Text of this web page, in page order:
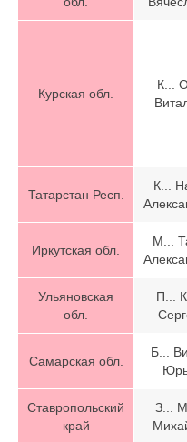
Курская обл.
К...
Татарстан Респ.
К...
Иркутская обл.
М...
Ульяновская
обл.
П...
Самарская обл.
Б...
Ставропольский
край
З...